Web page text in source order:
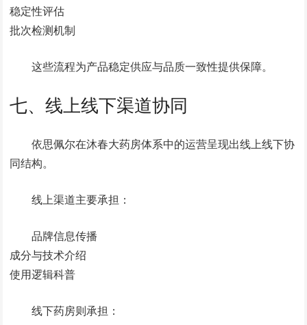
稳定性评估
批次检测机制
这些流程为产品稳定供应与品质一致性提供保障。
七、线上线下渠道协同
依思佩尔在沐春大药房体系中的运营呈现出线上线下协
同结构。
线上渠道主要承担：
品牌信息传播
成分与技术介绍
使用逻辑科普
线下药房则承担：